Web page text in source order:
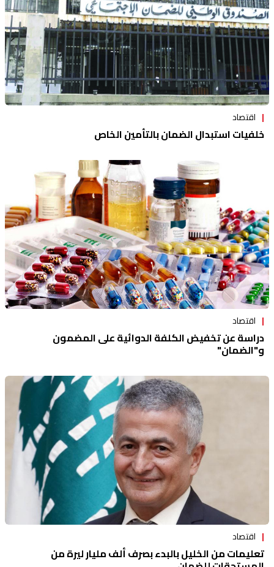
اقتصاد
خلفيات استبدال الضمان بالتأمين الخاص
اقتصاد
دراسة عن تخفيض الكلفة الدوائية على المضمون
و"الضمان"
اقتصاد
تعليمات من الخليل بالبدء بصرف ألف مليار ليرة من